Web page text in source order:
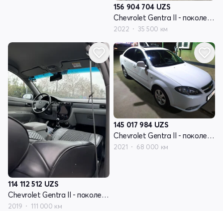
156 904 704 UZS
Chevrolet Gentra II - поколение
2022 35 500 км
114 112 512 UZS
Chevrolet Gentra II - поколение
2019 111 000 км
145 017 984 UZS
Chevrolet Gentra II - поколение
2021 68 000 км